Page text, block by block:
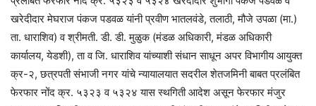
खरेदीदार मेघराज पंकज पडवळ यांनी प्रवीण भातलवंडे, तलाठी, मौजे उपळा (मा.)
ता. धाराशिव) व श्रीमती. डी. डी. मुळुक (मंडळ अधिकारी, मंडळ अधिकारी
कार्यालय, येडशी), ता व जि. धाराशिव यांच्याशी संधान साधून अपर विभागीय आयुक्त
क्र-२, छत्रपती संभाजी नगर यांचे न्यायालयात सदरील शेतजमिनी बाबत प्रलंबित
फेरफार नोंद क्र. ५३२३ व ५३२४ यास स्थगिती आदेश असून फेरफार मंजुर